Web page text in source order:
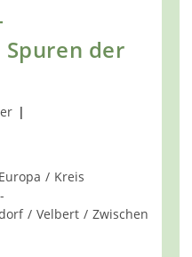
der
Europa / Kreis
/ Velbert / Zwischen